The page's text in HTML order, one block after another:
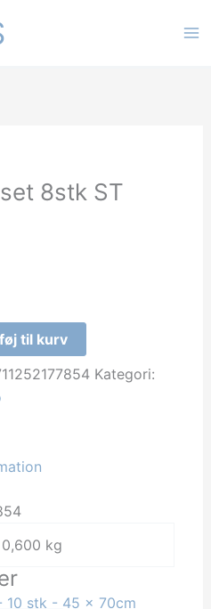
8stk ST
til kurv
Kategori:
0,600 kg